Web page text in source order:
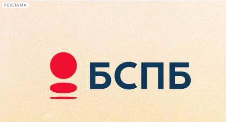
РЕКЛАМА
Сегодня:
2026.08.07
22:26
Афиша Plus